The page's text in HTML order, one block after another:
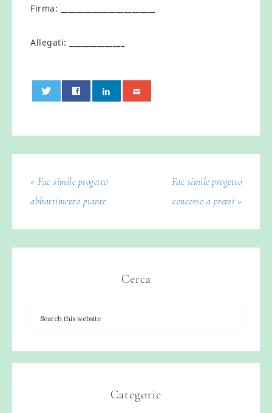
Firma: ________________________
Allegati: ______________
« Fac simile progetto
abbattimento piante​
Fac simile progetto
concorso a premi​ »
Cerca
Categorie